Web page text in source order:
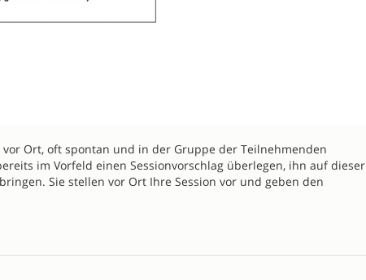
Ort, oft spontan und in der Gruppe der Teilnehmenden
im Vorfeld einen Sessionvorschlag überlegen, ihn auf dieser
Sie stellen vor Ort Ihre Session vor und geben den